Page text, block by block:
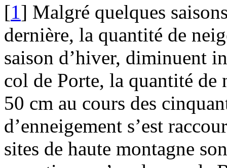
[1 ] Malgré quelques
dernière, la quantité de
saison d’hiver, diminuent
col de Porte, la quantité de
50 cm au cours des
d’enneigement s’est
sites de haute montagne